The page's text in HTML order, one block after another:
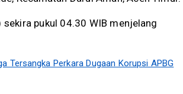
pukul 04.30 WIB menjelang
Tersangka Perkara Dugaan Korupsi APBG